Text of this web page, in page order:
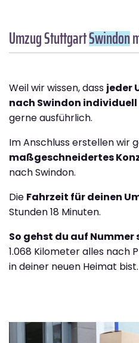
Umzug StuttgartSwindon
Weil wir wissen, dass jeder
nach Swindon
gerne ausführlich.
Im Anschluss erstellen wir
maßgeschneidertes
nach Swindon.
Die Fahrzeit für deinen
Stunden 18 Minuten.
So gehst du auf Nummer
1.068 Kilometer alles nach
in deiner neuen Heimat bist.